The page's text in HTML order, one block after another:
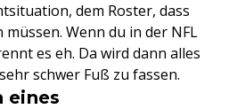
dem Roster, dass
Wenn du in der NFL
es eh. Da wird dann alles
schwer Fuß zu fassen.
eines